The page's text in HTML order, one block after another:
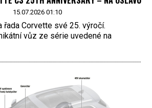
15.07.2026 01:10
řada Corvette své 25. výročí.
vůz ze série uvedené na